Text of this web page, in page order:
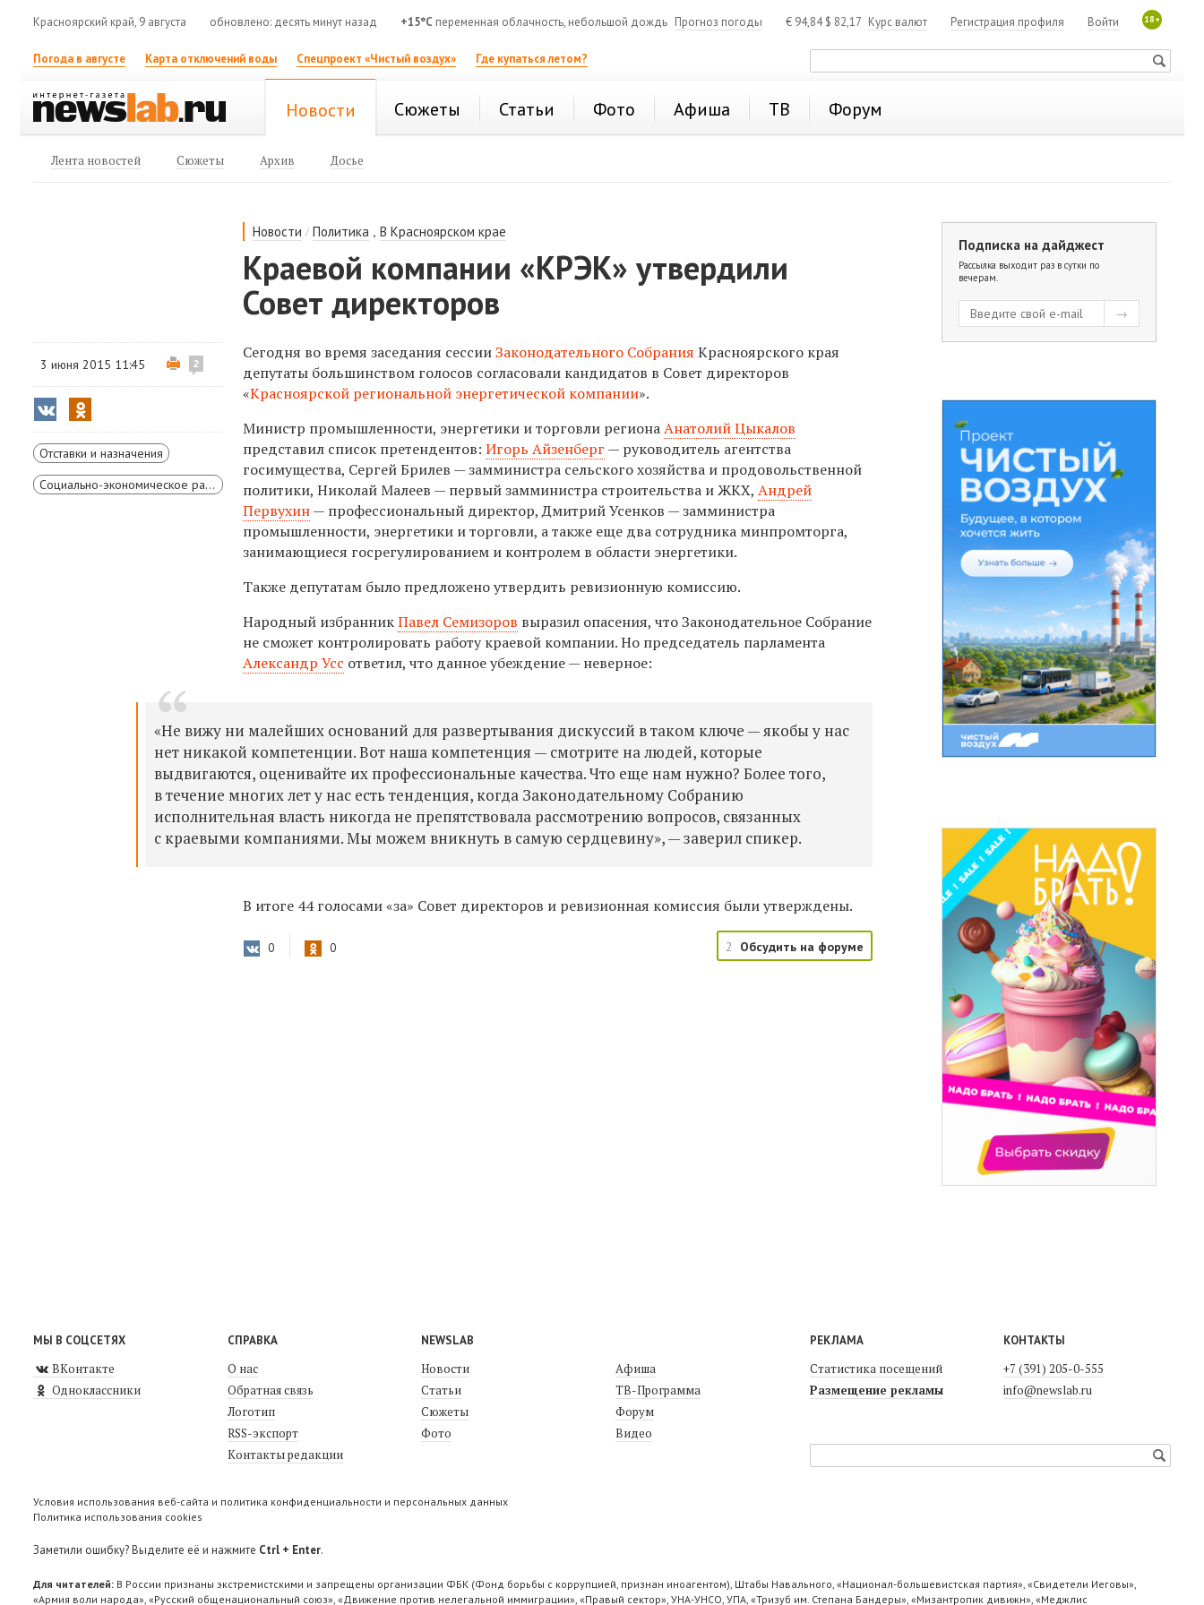
Красноярский край, 9 августа обновлено: десять минут назад +15°C переменная облачность, небольшой дождь Прогноз погоды € 94,84$ 82,17 Курс валют 18+
Войти
Регистрация профиля
Погода в августе Карта отключений воды Спецпроект «Чистый воздух» Где купаться летом?
Новости Сюжеты Статьи Фото Афиша ТВ Форум
Лента новостей Сюжеты Архив Досье
Новости /Политика ,В Красноярском крае
Краевой компании «КРЭК» утвердили
Совет директоров
3 июня 2015 11:45 2
Отставки и назначения
Социально-экономическое развитие Красноярского края
Сегодня во время заседания сессииЗаконодательного Собрания Красноярского края
депутаты большинством голосов согласовали кандидатов в Совет директоров
«Красноярской региональной энергетической компании».
Министр промышленности, энергетики и торговли регионаАнатолий Цыкалов
представил список претендентов:Игорь Айзенберг — руководитель агентства
госимущества, Сергей Брилев — замминистра сельского хозяйства и продовольственной
политики, Николай Малеев — первый замминистра строительства и ЖКХ,Андрей
Первухин— профессиональный директор, Дмитрий Усенков — замминистра
промышленности, энергетики и торговли, а также еще два сотрудника минпромторга,
занимающиеся госрегулированием и контролем в области энергетики.
Также депутатам было предложено утвердить ревизионную комиссию.
Народный избранникПавел Семизоров выразил опасения, что Законодательное Собрание
не сможет контролировать работу краевой компании. Но председатель парламента
Александр Усс ответил, что данное убеждение — неверное:
«Не вижу ни малейших оснований для развертывания дискуссий в таком ключе — якобы у нас
нет никакой компетенции. Вот наша компетенция — смотрите на людей, которые
выдвигаются, оценивайте их профессиональные качества. Что еще нам нужно? Более того,
в течение многих лет у нас есть тенденция, когда Законодательному Собранию
исполнительная власть никогда не препятствовала рассмотрению вопросов, связанных
с краевыми компаниями. Мы можем вникнуть в самую сердцевину», — заверил спикер.
В итоге 44 голосами «за» Совет директоров и ревизионная комиссия были утверждены.
0 0 2 Обсудить на форуме
Подписка на дайджест
Рассылка выходит раз в сутки по
вечерам.
МЫ В СОЦСЕТЯХ
ВКонтакте
Одноклассники
СПРАВКА
О нас
Обратная связь
Логотип
RSS-экспорт
Контакты редакции
NEWSLAB
Новости
Статьи
Сюжеты
Фото
Афиша
ТВ-Программа
Форум
Видео
РЕКЛАМА
Статистика посещений
Размещение рекламы
КОНТАКТЫ
+7 (391) 205-0-555
info@newslab.ru
Условия использования веб-сайта и политика конфиденциальности и персональных данных
Политика использования cookies
Заметили ошибку? Выделите её и нажмите Ctrl + Enter.
Для читателей: В России признаны экстремистскими и запрещены организации ФБК (Фонд борьбы с коррупцией, признан иноагентом), Штабы Навального, «Национал-большевистская партия», «Свидетели Иеговы»,
«Армия воли народа», «Русский общенациональный союз», «Движение против нелегальной иммиграции», «Правый сектор», УНА-УНСО, УПА, «Тризуб им. Степана Бандеры», «Мизантропик дивижн», «Меджлис